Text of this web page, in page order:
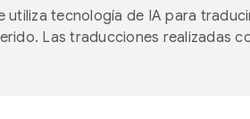
utiliza tecnología de IA para
Las traducciones realizadas